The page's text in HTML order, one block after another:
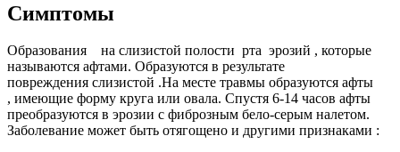
Симптомы
Образования на слизистой полости рта эрозий , которые
называются афтами. Образуются в результате
повреждения слизистой .На месте травмы образуются афты
, имеющие форму круга или овала. Спустя 6-14 часов афты
преобразуются в эрозии с фиброзным бело-серым налетом.
Заболевание может быть отягощено и другими признаками :